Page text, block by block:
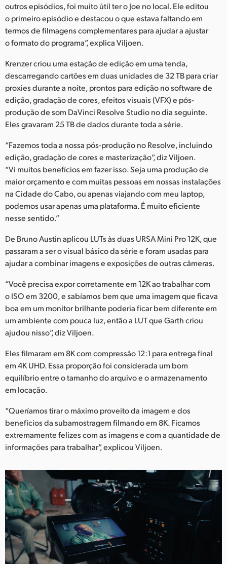
outros episódios, foi muito útil ter o Joe no local. Ele editou
o primeiro episódio e destacou o que estava faltando em
termos de filmagens complementares para ajudar a ajustar
o formato do programa”, explica Viljoen.
Krenzer criou uma estação de edição em uma tenda,
descarregando cartões em duas unidades de 32 TB para criar
proxies durante a noite, prontos para edição no software de
edição, gradação de cores, efeitos visuais (VFX) e pós-
produção de som DaVinci Resolve Studio no dia seguinte.
Eles gravaram 25 TB de dados durante toda a série.
“Fazemos toda a nossa pós-produção no Resolve, incluindo
edição, gradação de cores e masterização”, diz Viljoen.
“Vi muitos benefícios em fazer isso. Seja uma produção de
maior orçamento e com muitas pessoas em nossas instalações
na Cidade do Cabo, ou apenas viajando com meu laptop,
podemos usar apenas uma plataforma. É muito eficiente
nesse sentido.”
De Bruno Austin aplicou LUTs às duas URSA Mini Pro 12K, que
passaram a ser o visual básico da série e foram usadas para
ajudar a combinar imagens e exposições de outras câmeras.
“Você precisa expor corretamente em 12K ao trabalhar com
o ISO em 3200, e sabíamos bem que uma imagem que ficava
boa em um monitor brilhante poderia ficar bem diferente em
um ambiente com pouca luz, então a LUT que Garth criou
ajudou nisso”, diz Viljoen.
Eles filmaram em 8K com compressão 12:1 para entrega final
em 4K UHD. Essa proporção foi considerada um bom
equilíbrio entre o tamanho do arquivo e o armazenamento
em locação.
“Queríamos tirar o máximo proveito da imagem e dos
benefícios da subamostragem filmando em 8K. Ficamos
extremamente felizes com as imagens e com a quantidade de
informações para trabalhar”, explicou Viljoen.